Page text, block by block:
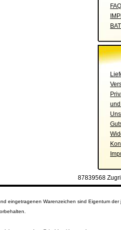
FAQ
87839568
eingetragenen Warenzeichen sind Eigentum